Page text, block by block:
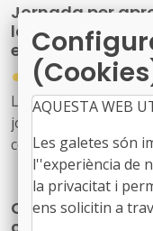
col·laboració de
Interpretació i la
Jornada per
la contractació
en les entitats
●
08/09/2025
La Federació de
jornada, que tindrà
col·laboració de
Interpretació i la
Volem aportar una
Cultura amplia
AQUESTA WEB
Les galetes són
l''experiència de
la privacitat i
ens solicitin a